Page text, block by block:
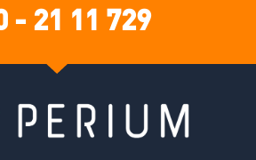
- 21 11 729